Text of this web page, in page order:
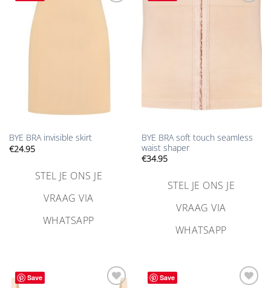
Aan
verlanglijst
toevoegen
BYE BRA invisible skirt
€24.95
STEL JE ONS JE
VRAAG VIA
WHATSAPP
BYE BRA soft touch seamless
waist shaper
€34.95
STEL JE ONS JE
VRAAG VIA
WHATSAPP
Save
Save